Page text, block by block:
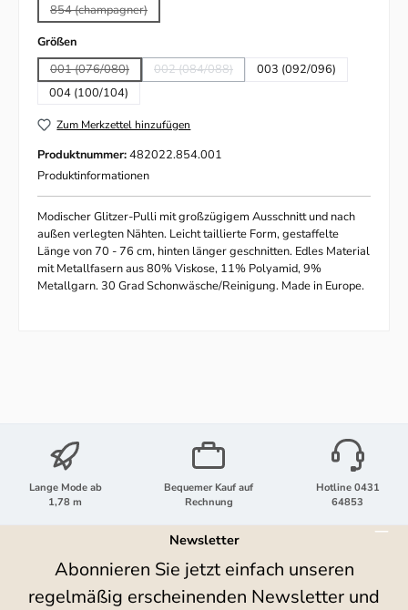
854 (champagner)(Diese Option ist zurzeit nicht verfügbar.)
Größenauswählen
001 (076/080)(Diese Option ist zurzeit nicht verfügbar.)
002 (084/088)(Diese Option ist zurzeit nicht verfügbar.)
003 (092/096)
004 (100/104)
Zum Merkzettel hinzufügen
Produktnummer:482022.854.001
Produktinformationen
Modischer Glitzer-Pulli mit großzügigem Ausschnitt und nach
außen verlegten Nähten. Leicht taillierte Form, gestaffelte
Länge von 70 - 76 cm, hinten länger geschnitten. Edles Material
mit Metallfasern aus 80% Viskose, 11% Polyamid, 9%
Metallgarn. 30 Grad Schonwäsche/Reinigung. Made in Europe.
Lange Mode ab
1,78 m
Bequemer Kauf auf
Rechnung
Hotline 0431
64853
Newsletter
Abonnieren Sie jetzt einfach unseren
regelmäßig erscheinenden Newsletter und